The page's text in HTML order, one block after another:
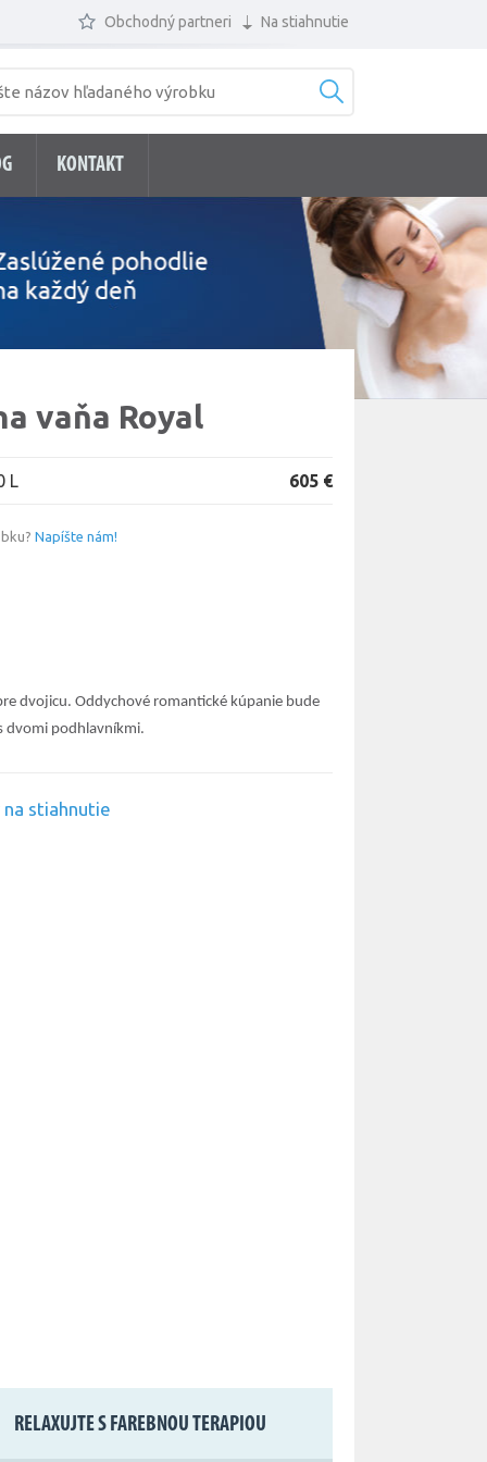
Obchodný partneri Na stiahnutie
KONTAKT
vaňa Royal
L 605 €
Napíšte nám!
dvojicu. Oddychové romantické kúpanie bude
dvomi podhlavníkmi.
stiahnutie
RELAXUJTE S FAREBNOU TERAPIOU